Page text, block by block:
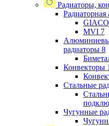
Радиаторы,
Радиаторная
MVI 7
радиаторы 8
Конвекторы
Стальные
Чугунные